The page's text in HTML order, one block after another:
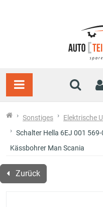
Sonstiges
Elektrische
Schalter Hella 6EJ 001
Kässbohrer Man Scania
Zurück